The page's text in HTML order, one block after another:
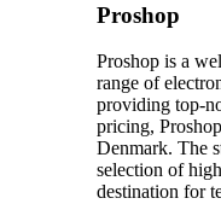
Proshop
Proshop is a
range of
providing top-
pricing,
Denmark. The
selection of
destination for